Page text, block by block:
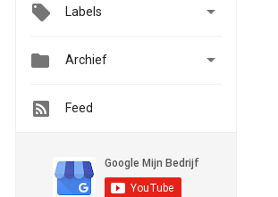
Labels 
 Archief 
Feed